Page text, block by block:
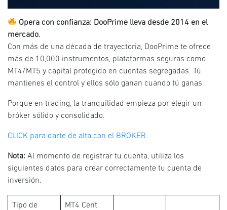
Opera con confianza: DooPrime lleva desde 2014 en el
mercado.
Con más de una década de trayectoria, DooPrime te ofrece
más de 10,000 instrumentos, plataformas seguras como
MT4/MT5 y capital protegido en cuentas segregadas. Tú
mantienes el control y ellos sólo ganan cuando tú ganas.
Porque en trading, la tranquilidad empieza por elegir un
bróker sólido y consolidado.
CLICK para darte de alta con el BROKER
Nota: Al momento de registrar tu cuenta, utiliza los
siguientes datos para crear correctamente tu cuenta de
inversión.
Tipo de
MT4 Cent